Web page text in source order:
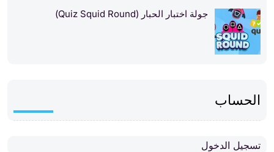
جولة اختبار الحبار (Quiz Squid Round)
الحساب
تسجيل الدخول